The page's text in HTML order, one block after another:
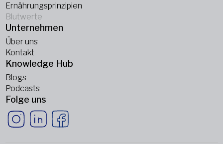
Ernährungsprinzipien
Blutwerte
Unternehmen
Über uns
Kontakt
Knowledge Hub
Blogs
Podcasts
Folge uns